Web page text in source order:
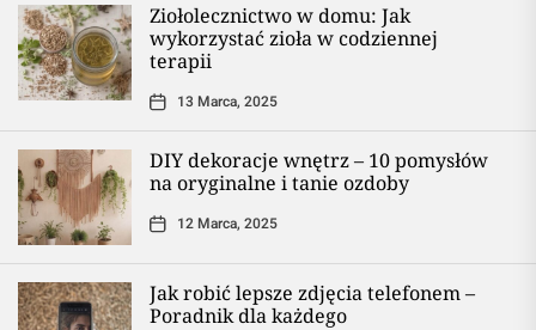
Ziołolecznictwo w domu: Jak
wykorzystać zioła w codziennej
terapii
13 Marca, 2025
DIY dekoracje wnętrz – 10 pomysłów
na oryginalne i tanie ozdoby
12 Marca, 2025
Jak robić lepsze zdjęcia telefonem –
Poradnik dla każdego